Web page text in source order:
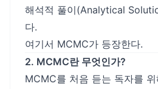
해석적 풀이(Analytical
다.
여기서 MCMC가 등장한다.
2. MCMC란 무엇인가?
MCMC를 처음 듣는 독자를